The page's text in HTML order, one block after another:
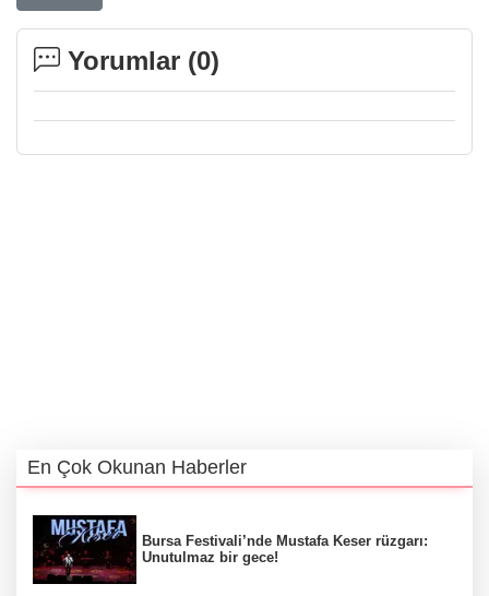
Yorumlar (0)
En Çok Okunan Haberler
Bursa Festivali’nde Mustafa Keser rüzgarı:
Unutulmaz bir gece!